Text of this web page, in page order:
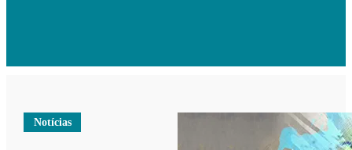
Notícias